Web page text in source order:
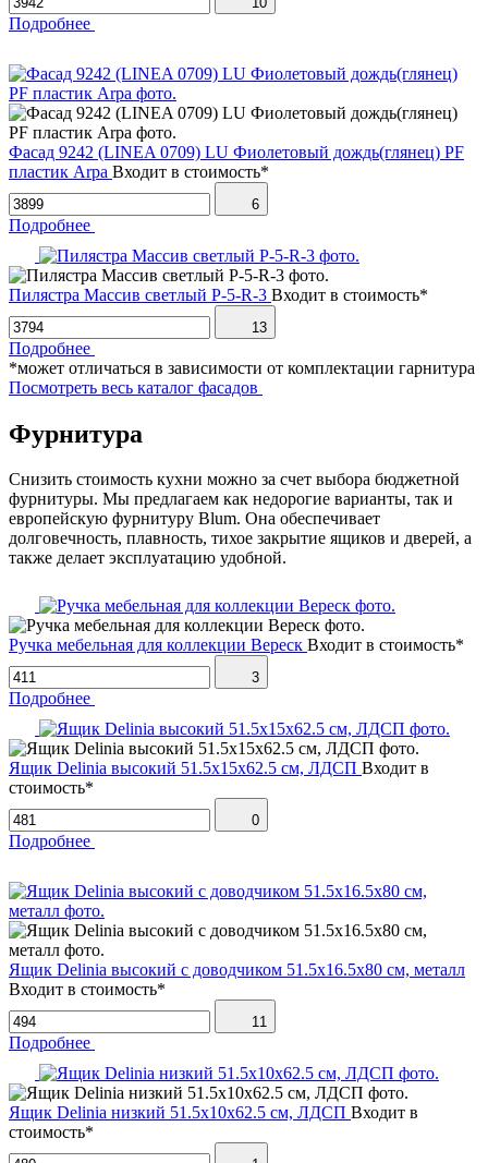
Подробнее
Фасад 9242 (LINEA 0709) LU Фиолетовый дождь(глянец) PF
пластик Arpa Входит в стоимость*
6
Подробнее
Пилястра Массив светлый P-5-R-3 Входит в стоимость*
13
Подробнее
*может отличаться в зависимости от комплектации гарнитура
Посмотреть весь каталог фасадов
Фурнитура
Снизить стоимость кухни можно за счет выбора бюджетной
фурнитуры. Мы предлагаем как недорогие варианты, так и
европейскую фурнитуру Blum. Она обеспечивает
долговечность, плавность, тихое закрытие ящиков и дверей, а
также делает эксплуатацию удобной.
Ручка мебельная для коллекции Вереск Входит в стоимость*
3
Подробнее
Ящик Delinia высокий 51.5х15х62.5 см, ЛДСП Входит в
стоимость*
0
Подробнее
Ящик Delinia высокий с доводчиком 51.5х16.5х80 см, металл
Входит в стоимость*
11
Подробнее
Ящик Delinia низкий 51.5х10х62.5 см, ЛДСП Входит в
стоимость*